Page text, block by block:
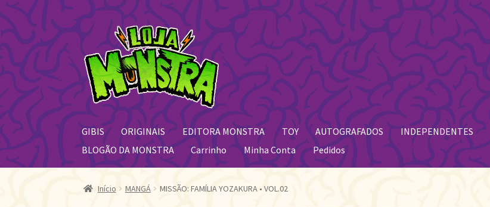
Pular
para
navegação
Pular
para
o
conteúdo
GIBIS ORIGINAIS EDITORA MONSTRA TOY AUTOGRAFADOS
INDEPENDENTES
BLOGÃO DA MONSTRA
Carrinho Minha Conta Pedidos
Início MANGÁ MISSÃO: FAMÍLIA YOZAKURA • VOL.02